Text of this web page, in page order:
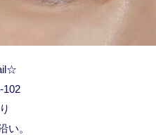
102
い。